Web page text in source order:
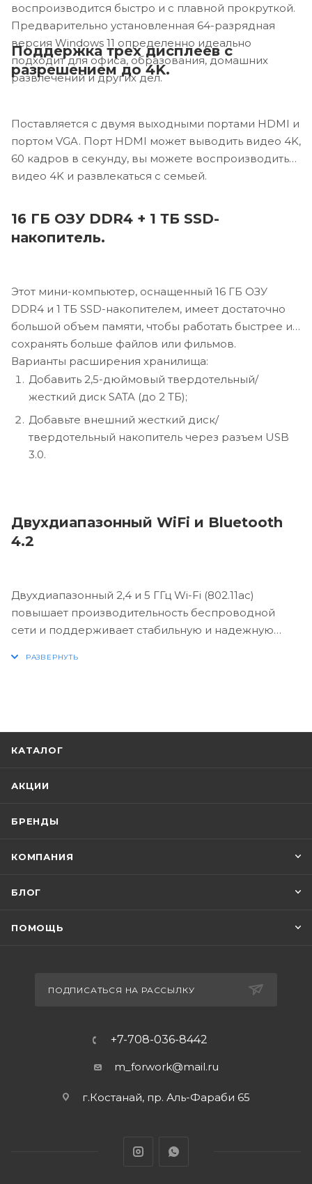
воспроизводится быстро и с плавной прокруткой.
Предварительно установленная 64-разрядная
версия Windows 11 определенно идеально
подходит для офиса, образования, домашних
развлечений и других дел.
Поддержка трех дисплеев с
разрешением до 4K.
Поставляется с двумя выходными портами HDMI и
портом VGA. Порт HDMI может выводить видео 4K,
60 кадров в секунду, вы можете воспроизводить
видео 4K и развлекаться с семьей.
16 ГБ ОЗУ DDR4 + 1 ТБ SSD-
накопитель.
Этот мини-компьютер, оснащенный 16 ГБ ОЗУ
DDR4 и 1 ТБ SSD-накопителем, имеет достаточно
большой объем памяти, чтобы работать быстрее и
сохранять больше файлов или фильмов.
Варианты расширения хранилища:
Добавить 2,5-дюймовый твердотельный/
жесткий диск SATA (до 2 ТБ);
Добавьте внешний жесткий диск/
твердотельный накопитель через разъем USB
3.0.
Двухдиапазонный WiFi и Bluetooth
4.2
Двухдиапазонный 2,4 и 5 ГГц Wi-Fi (802.11ac)
повышает производительность беспроводной
сети и поддерживает стабильную и надежную
КАТАЛОГ
АКЦИИ
БРЕНДЫ
КОМПАНИЯ
БЛОГ
ПОМОЩЬ
ПОДПИСАТЬСЯ НА РАССЫЛКУ
+7-708-036-8442
m_forwork@mail.ru
г.Костанай, пр. Аль-Фараби 65